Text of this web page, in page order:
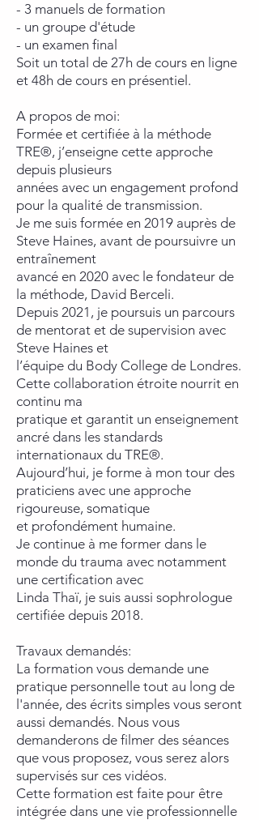
- 3 manuels de formation
- un groupe d'étude
- un examen final
Soit un total de 27h de cours en ligne
et 48h de cours en présentiel.
A propos de moi:
Formée et certifiée à la méthode
TRE®, j’enseigne cette approche
depuis plusieurs
années avec un engagement profond
pour la qualité de transmission.
Je me suis formée en 2019 auprès de
Steve Haines, avant de poursuivre un
entraînement
avancé en 2020 avec le fondateur de
la méthode, David Berceli.
Depuis 2021, je poursuis un parcours
de mentorat et de supervision avec
Steve Haines et
l’équipe du Body College de Londres.
Cette collaboration étroite nourrit en
continu ma
pratique et garantit un enseignement
ancré dans les standards
internationaux du TRE®.
Aujourd’hui, je forme à mon tour des
praticiens avec une approche
rigoureuse, somatique
et profondément humaine.
Je continue à me former dans le
monde du trauma avec notamment
une certification avec
Linda Thaï, je suis aussi sophrologue
certifiée depuis 2018.
Travaux demandés:
La formation vous demande une
pratique personnelle tout au long de
l'année, des écrits simples vous seront
aussi demandés. Nous vous
demanderons de filmer des séances
que vous proposez, vous serez alors
supervisés sur ces vidéos.
Cette formation est faite pour être
intégrée dans une vie professionnelle